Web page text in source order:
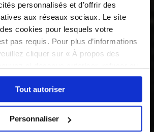
personnalisés et d’offrir des
aux réseaux sociaux. Le site
cookies pour lesquels votre
pas requis. Pour plus d’informations
cliquer sur « À propos des
selon les finalités via l'onglet
moment, vous pouvez modifier votre
le lien « Cookies » en bas des
Tout autoriser
Personnaliser